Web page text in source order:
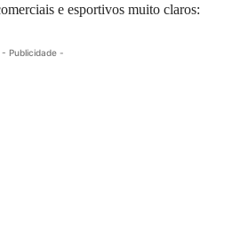
e esportivos muito claros:
- Publicidade -